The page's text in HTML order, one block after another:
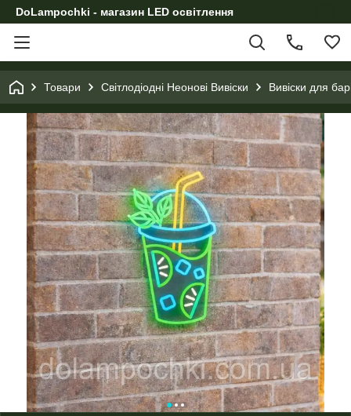
DoLampochki - магазин LED освітлення
Товари Світлодіодні Неонові Вивіски Вивіски для